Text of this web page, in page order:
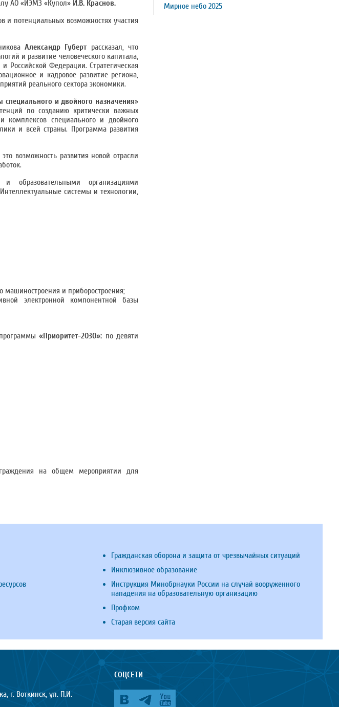
АО «ИЭМЗ «Купол» И.В. Краснов.
и потенциальных возможностях участия
Александр Губерт рассказал, что
и развитие человеческого капитала,
Российской Федерации. Стратегическая
и кадровое развитие региона,
реального сектора экономики.
и двойного назначения»
по созданию критически важных
комплексов специального и двойного
и всей страны. Программа развития
возможность развития новой отрасли
организациями
системы и технологии,
машиностроения и приборостроения;
электронной компонентной базы
«Приоритет-2030»: по девяти
на общем мероприятии для
Мирное небо 2025
Гражданская оборона и защита от чрезвычайных ситуаций
Инклюзивное образование
Инструкция Минобрнауки России на случай вооруженного
нападения на образовательную организацию
Профком
Старая версия сайта
г. Воткинск, ул. П.И.
СОЦСЕТИ